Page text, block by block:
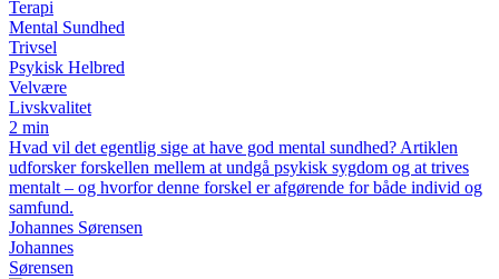
Terapi
Mental Sundhed
Trivsel
Psykisk Helbred
Velvære
Livskvalitet
2 min
Hvad vil det egentlig sige at have god mental sundhed? Artiklen
udforsker forskellen mellem at undgå psykisk sygdom og at trives
mentalt – og hvorfor denne forskel er afgørende for både individ og
samfund.
Johannes Sørensen
Johannes
Sørensen